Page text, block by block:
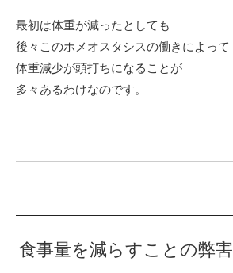
最初は体重が減ったとしても
後々このホメオスタシスの働きによって
体重減少が頭打ちになることが
多々あるわけなのです。
食事量を減らすことの弊害